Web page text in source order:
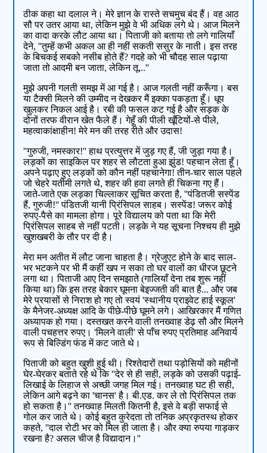
ठीक कहा था दलाल ने। मेरे ज्ञान के रास्ते सचमुच बंद हैं। वह आठ
सौ पर उतर आया था, लेकिन मुझे वे भी अधिक लगे थे। आज मिलने
का वादा करके लौट आया था। पिताजी को बताया तो लगे गालियाँ
देने, ''तुम्हें कभी अकल आ ही नहीं सकती ससुर के नाती। इस तरह
के बिचकई सबको नसीब होते हैं? गदहे को भी चौदह साल पढ़ाया
जाता तो आदमी बन जाता, लेकिन तू...''
मुझे अपनी गलती समझ में आ गई है। आज गलती नहीं करूँगा। बस
या टैक्सी मिलने की उम्मीद न देखकर मैं इक्का पकड़ता हूँ। धूप
खुलकर निकल आई है। रबी की फसल कट गई है और सड़क के
दोनों तरफ वीरान खेत फैले हैं। गेहूँ की पीली खूँटियों-से पीले,
महत्वाकांक्षाहीन! मेरे मन की तरह रीते और उदास!
''गुरुजी, नमस्कार!'' हाथ प्रत्युत्तर में जुड़ गए हैं, जी जुड़ा गया है।
लड़कों का साइकिल पर शहर से लौटता हुआ झुंड! पहचान लेता हूँ।
अपने पढ़ाए हुए लड़कों को कौन नहीं पहचानेगा! तीन-चार साल पहले
जो चेहरे यतीमी लगते थे, शहर की हवा लगते ही चिकना गए हैं।
जाते-जाते एक लड़का चिल्लाकर सूचित करता है, ''पंडितजी सस्पेंड
हैं, गुरुजी!'' पंडितजी यानी प्रिंसिपल साहब। सस्पेंड! जरूर कोई
रुपए-पैसे का मामला होगा। पूरे विद्यालय को पता था कि मेरी
प्रिंसिपल साहब से नहीं पटती। लड़के ने यह सूचना निश्चय ही मुझे
खुशखबरी के तौर पर दी है।
मेरा मन अतीत में लौट जाना चाहता है। ग्रेजुएट होने के बाद साल-
भर भटकने पर भी मैं कहीं खप न सका तो घर वालों का धीरज छूटने
लगा था। पिताजी आए दिन समझाते (गालियाँ देना तब शुरू नहीं
किया था) कि इस तरह बेकार घूमना बेइज्जती की बात है... और जब
मेरे प्रयासों से निराश हो गए तो स्वयं 'स्थानीय प्राइवेट हाई स्कूल'
के मैनेजर-अध्यक्ष आदि के पीछे-पीछे घूमने लगे। आखिरकार मैं गणित
अध्यापक हो गया। दस्तखत करने वाली तनख्वाह डेढ़ सौ और मिलने
वाली पचहत्तर रुपए। 'मिलने वाली' से पाँच रुपए प्रतिमाह अनिवार्य
रूप से बिल्डिंग फंड में कट जाते थे।
पिताजी को बहुत खुशी हुई थी। रिश्तेदारों तथा पड़ोसियों को महीनों
घेर-घेरकर बताते रहे थे कि ''देर से ही सही, लड़के को उसकी पढ़ाई-
लिखाई के लिहाज से अच्छी जगह मिल गई। तनख्वाह घट ही सही,
लेकिन आगे बढ़ने का 'चानस' है। बी.एड. कर ले तो प्रिंसिपल तक
हो सकता है।'' तनख्वाह मिलती कितनी है, इसे वे बड़ी सफाई से
गोल कर जाते थे। कोई बहुत कुरेदता तो तनिक अप्रकृतस्थ होकर
कहते, ''दाल रोटी भर को मिल ही जाता है। और क्या रुपया गाड़कर
रखना है? असल चीज है विद्यादान।''